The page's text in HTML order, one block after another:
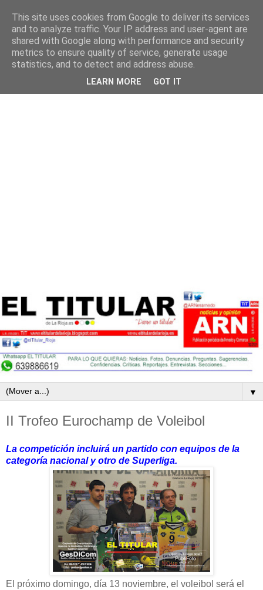
▼
II Trofeo Eurochamp de Voleibol
La competición incluirá un partido con equipos de la
categoría nacional y otro de Superliga.
El próximo domingo, día 13 noviembre, el voleibol será el
This site uses cookies from Google to deliver its services
and to analyze traffic. Your IP address and user-agent are
shared with Google along with performance and security
metrics to ensure quality of service, generate usage
statistics, and to detect and address abuse.
LEARN MORE GOT IT